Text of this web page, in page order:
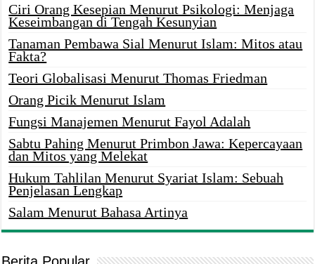
Ciri Orang Kesepian Menurut Psikologi: Menjaga
Keseimbangan di Tengah Kesunyian
Tanaman Pembawa Sial Menurut Islam: Mitos atau
Fakta?
Teori Globalisasi Menurut Thomas Friedman
Orang Picik Menurut Islam
Fungsi Manajemen Menurut Fayol Adalah
Sabtu Pahing Menurut Primbon Jawa: Kepercayaan
dan Mitos yang Melekat
Hukum Tahlilan Menurut Syariat Islam: Sebuah
Penjelasan Lengkap
Salam Menurut Bahasa Artinya